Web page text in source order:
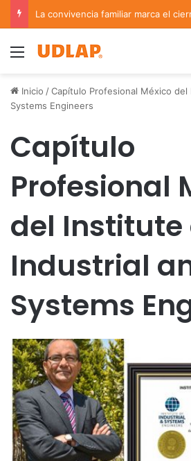
Menu
Inicio /Capítulo Profesional México
Systems Engineers
Capítulo
Profesional
del Institute
Industrial
Systems